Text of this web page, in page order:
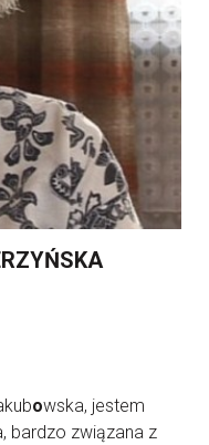
owska, jestem
bardzo związana z